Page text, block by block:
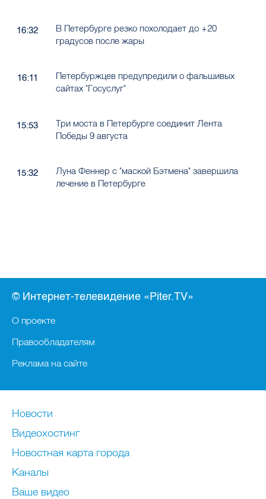
16:32
В Петербурге резко похолодает до +20
градусов после жары
16:11
Петербуржцев предупредили о фальшивых
сайтах "Госуслуг"
15:53
Три моста в Петербурге соединит Лента
Победы 9 августа
15:32
Луна Феннер с "маской Бэтмена" завершила
лечение в Петербурге
© Интернет-телевидение «Piter.TV»
О проекте
Правообладателям
Реклама на сайте
Новости
Видеохостинг
Новостная карта города
Каналы
Ваше видео